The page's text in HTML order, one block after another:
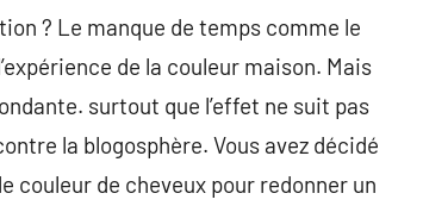
? Le manque de temps comme le
de la couleur maison. Mais
surtout que l’effet ne suit pas
la blogosphère. Vous avez décidé
couleur de cheveux pour redonner un